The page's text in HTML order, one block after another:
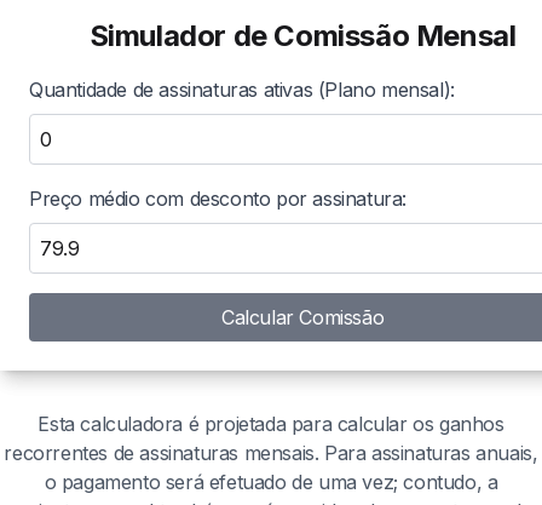
Simulador de Comissão Mensal
Quantidade de assinaturas ativas (Plano mensal):
Preço médio com desconto por assinatura:
Calcular Comissão
Esta calculadora é projetada para calcular os ganhos
recorrentes de assinaturas mensais. Para assinaturas anuais,
o pagamento será efetuado de uma vez; contudo, a